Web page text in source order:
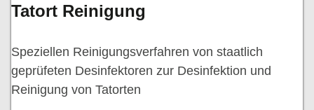
Tatort Reinigung
Speziellen Reinigungsverfahren von staatlich
geprüfeten Desinfektoren zur Desinfektion und
Reinigung von Tatorten